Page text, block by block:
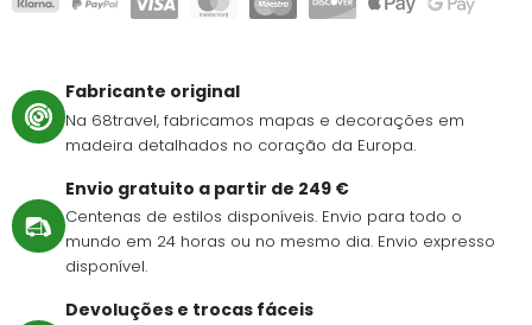
Fabricante original
Na 68travel, fabricamos mapas e decorações em
madeira detalhados no coração da Europa.
Envio gratuito a partir de 249 €
Centenas de estilos disponíveis. Envio para todo o
mundo em 24 horas ou no mesmo dia. Envio expresso
disponível.
Devoluções e trocas fáceis